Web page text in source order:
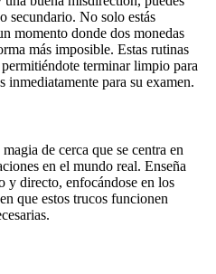
secundario. No solo estás
momento donde dos monedas
más imposible. Estas rutinas
terminar limpio para
inmediatamente para su examen.
de cerca que se centra en
en el mundo real. Enseña
y directo, enfocándose en los
que estos trucos funcionen